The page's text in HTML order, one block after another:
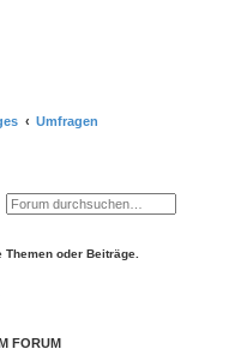
Umfragen
Erweiterte Suche
oder Beiträge.
FORUM